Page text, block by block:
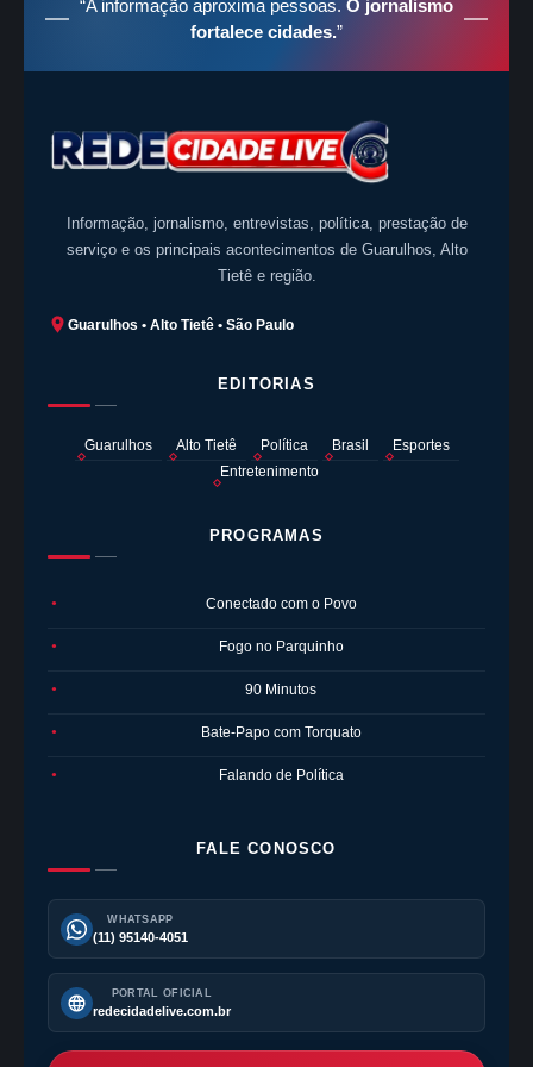
“A informação aproxima pessoas. O jornalismo
fortalece cidades.”
Informação, jornalismo, entrevistas, política, prestação de
serviço e os principais acontecimentos de Guarulhos, Alto
Tietê e região.
Guarulhos • Alto Tietê • São Paulo
EDITORIAS
Guarulhos Alto Tietê Política Brasil
Esportes
Entretenimento
PROGRAMAS
● Conectado com o Povo
● Fogo no Parquinho
● 90 Minutos
● Bate-Papo com Torquato
● Falando de Política
FALE CONOSCO
WHATSAPP
(11) 95140-4051
PORTAL OFICIAL
redecidadelive.com.br